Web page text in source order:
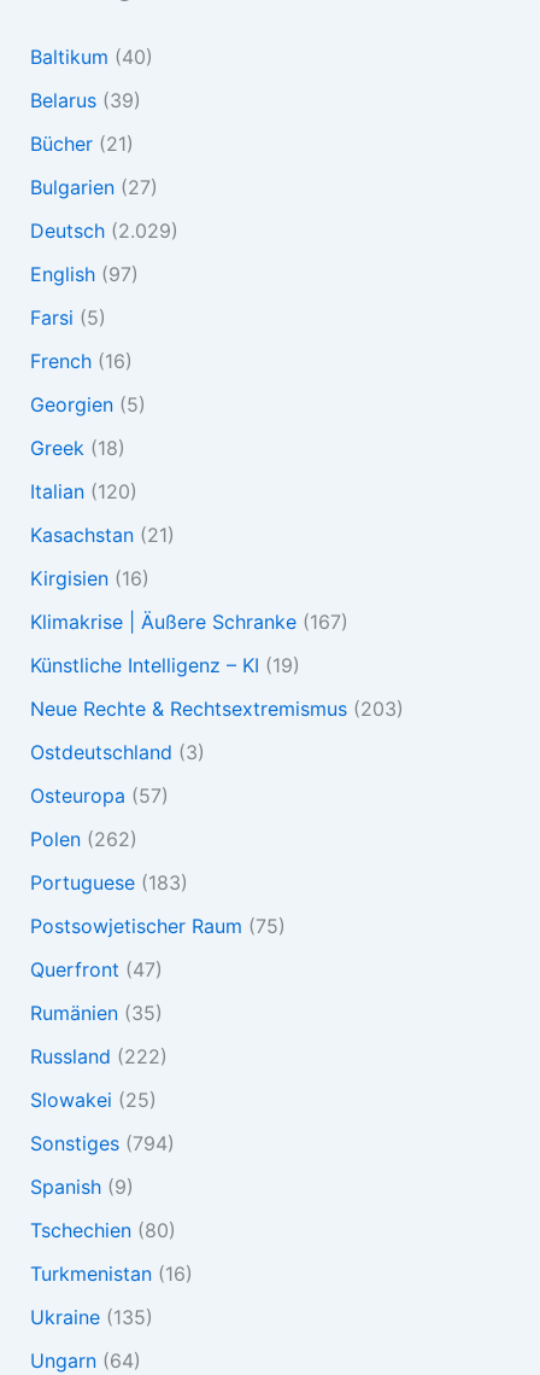
Baltikum (40)
Belarus(39)
Bücher(21)
Bulgarien(27)
Deutsch(2.029)
English(97)
Farsi (5)
French(16)
Georgien(5)
Greek(18)
Italian(120)
Kasachstan(21)
Kirgisien(16)
Klimakrise | Äußere Schranke(167)
Künstliche Intelligenz – KI (19)
Neue Rechte & Rechtsextremismus(203)
Ostdeutschland (3)
Osteuropa (57)
Polen(262)
Portuguese(183)
Postsowjetischer Raum (75)
Querfront (47)
Rumänien(35)
Russland (222)
Slowakei (25)
Sonstiges(794)
Spanish(9)
Tschechien(80)
Turkmenistan(16)
Ukraine(135)
Ungarn(64)